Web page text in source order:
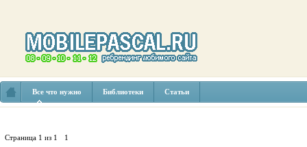
Все что нужно Библиотеки Статьи
Страница 1 из 1 1